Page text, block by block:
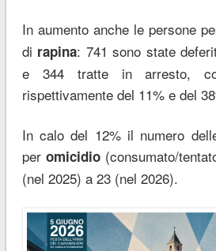
In aumento anche le persone
di rapina: 741 sono state
e 344 tratte in arresto,
rispettivamente del 11% e del
In calo del 12% il numero
per omicidio (consumato/
(nel 2025) a 23 (nel 2026).